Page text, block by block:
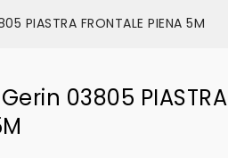
FRONTALE PIENA 5M
03805 PIASTRA